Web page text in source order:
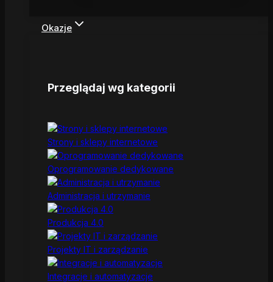
Okazje
Przeglądaj wg kategorii
Strony i sklepy internetowe
Oprogramowanie dedykowane
Administracja i utrzymanie
Produkcja 4.0
Projekty IT i zarządzanie
Integracje i automatyzacje